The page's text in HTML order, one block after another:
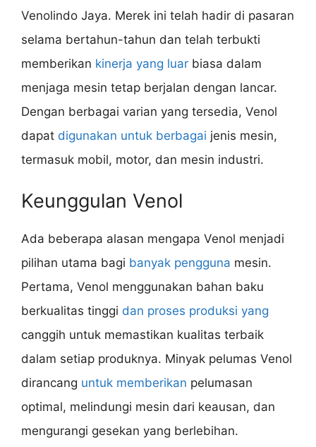
Venolindo Jaya. Merek ini telah hadir di pasaran
selama bertahun-tahun dan telah terbukti
memberikan kinerja yang luar biasa dalam
menjaga mesin tetap berjalan dengan lancar.
Dengan berbagai varian yang tersedia, Venol
dapat digunakan untuk berbagai jenis mesin,
termasuk mobil, motor, dan mesin industri.
Keunggulan Venol
Ada beberapa alasan mengapa Venol menjadi
pilihan utama bagi banyak pengguna mesin.
Pertama, Venol menggunakan bahan baku
berkualitas tinggi dan proses produksi yang
canggih untuk memastikan kualitas terbaik
dalam setiap produknya. Minyak pelumas Venol
dirancang untuk memberikan pelumasan
optimal, melindungi mesin dari keausan, dan
mengurangi gesekan yang berlebihan.